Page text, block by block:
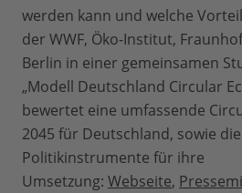
werden kann und welche
der WWF, Öko-Institut,
Berlin in einer gemeinsamen
„Modell Deutschland Circular
bewertet eine umfassende
2045 für Deutschland, sowie
Politikinstrumente für ihre
Umsetzung: Webseite,